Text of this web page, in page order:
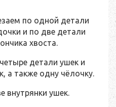
по одной детали
и по две детали
хвоста.
детали ушек и
а также одну чёлочку.
внутрянки ушек.